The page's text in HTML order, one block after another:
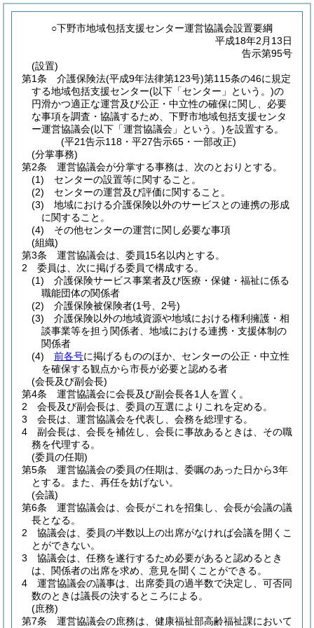
○下野市地域包括支援センター運営協議会設置要綱
平成18年2月13日
告示第95号
(設置)
第1条
介護保険法(平成9年法律第123号)第115条の46に規定
する地域包括支援センター(以下「センター」という。)の
円滑かつ適正な運営及び公正・中立性の確保に関し、必要
な事項を調査・協議するため、下野市地域包括支援センタ
ー運営協議会(以下「運営協議会」という。)を設置する。
(平21告示118・平27告示65・一部改正)
(分掌事務)
第2条
運営協議会が分掌する事務は、次のとおりとする。
(1)
センターの設置等に関すること。
(2)
センターの運営及び評価に関すること。
(3)
地域における介護保険以外のサービスとの連携の形成
に関すること。
(4)
その他センターの運営に関し必要な事項
(組織)
第3条
運営協議会は、委員15名以内とする。
2
委員は、次に掲げる委員で構成する。
(1)
介護保険サービス事業者及び医療・保健・福祉に係る
職能団体の関係者
(2)
介護保険被保険者(1号、2号)
(3)
介護保険以外の地域資源や地域における権利擁護・相
談事業等を担う関係者、地域における連携・支援体制の
関係者
(4)
前各号に掲げるもののほか、センターの公正・中立性
を確保する観点から市長が必要と認める者
(会長及び副会長)
第4条
運営協議会に会長及び副会長各1人を置く。
2
会長及び副会長は、委員の互選によりこれを定める。
3
会長は、運営協議会を代表し、会務を総理する。
4
副会長は、会長を補佐し、会長に事故あるときは、その職
務を代理する。
(委員の任期)
第5条
運営協議会の委員の任期は、委嘱のあった日から3年
とする。
また、再任を妨げない。
(会議)
第6条
運営協議会は、会長がこれを招集し、会長が会議の議
長となる。
2
協議会は、委員の半数以上の出席がなければ会議を開くこ
とができない。
3
協議会は、任務を遂行するため必要があると認めるとき
は、関係者の出席を求め、意見を聞くことができる。
4
運営協議会の議事は、出席委員の過半数で決定し、可否同
数のときは議長の決するところによる。
(庶務)
第7条
運営協議会の庶務は、健康福祉部高齢福祉課において